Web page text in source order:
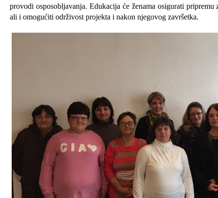
provodi osposobljavanja. Edukacija će ženama osigurati
ali i omogućiti održivost projekta i nakon njegovog završetka.